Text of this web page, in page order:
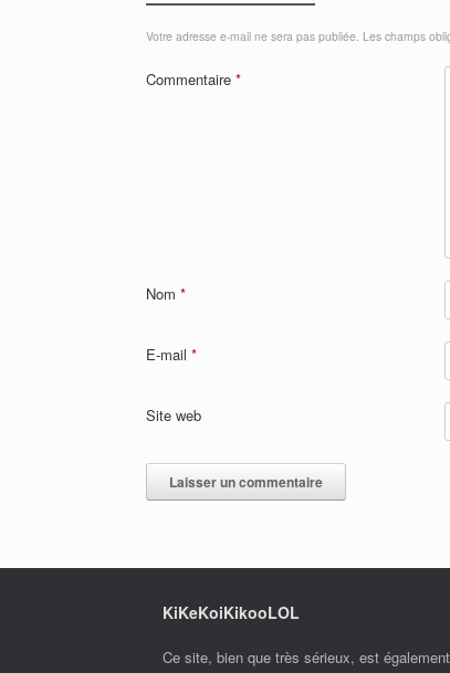
Votre adresse e-mail ne sera pas publiée. Les champs
Commentaire *
Nom *
E-mail *
Site web
KiKeKoiKikooLOL
Ce site, bien que très sérieux, est